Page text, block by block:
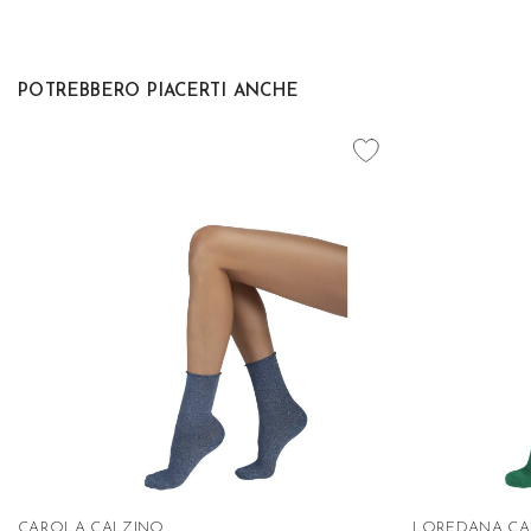
POTREBBERO PIACERTI ANCHE
CAROLA CALZINO
favorite_border
LOREDANA